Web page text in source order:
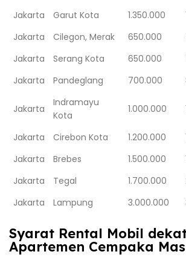
Jakarta
Garut Kota 1.350.000
Jakarta
Cilegon, Merak 650.000
Jakarta
Serang Kota 650.000
Jakarta
Pandeglang 700.000
Jakarta
Indramayu
Kota
1.000.000
Jakarta Cirebon Kota 1.200.000
Jakarta
Brebes 1.500.000
Jakarta
Tegal 1.700.000
Jakarta
Lampung 3.000.000
Syarat Rental Mobil
Apartemen Cempaka Mas